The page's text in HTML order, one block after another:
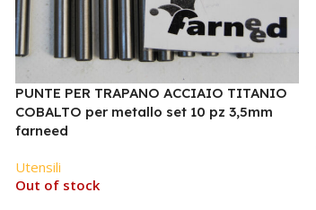
PUNTE PER TRAPANO ACCIAIO TITANIO
COBALTO per metallo set 10 pz 3,5mm
farneed
Utensili
Out of stock